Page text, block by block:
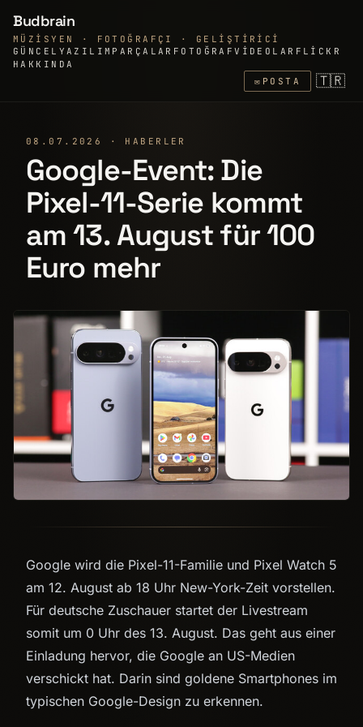
Budbrain
MÜZISYEN · FOTOĞRAFÇI · GELIŞTIRICI
GÜNCEL YAZILIM PARÇALAR FOTOĞRAFVIDEOLAR FLICKR
HAKKINDA
✉ POSTA 🇹🇷
08.07.2026 · HABERLER
Google-Event: Die
Pixel-11-Serie kommt
am 13. August für 100
Euro mehr
Google wird die Pixel-11-Familie und Pixel Watch 5
am 12. August ab 18 Uhr New-York-Zeit vorstellen.
Für deutsche Zuschauer startet der Livestream
somit um 0 Uhr des 13. August. Das geht aus einer
Einladung hervor, die Google an US-Medien
verschickt hat. Darin sind goldene Smartphones im
typischen Google-Design zu erkennen.